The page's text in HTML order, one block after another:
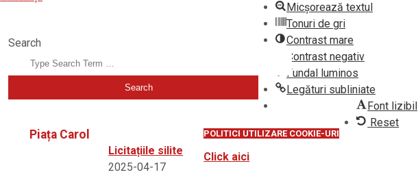
BIBLIOTECA JUDEȚEANĂ "IOAN N. ROMAN" CONSTANȚA
Search
Piața Carol
Licitațiile silite
2025-04-17
POLITICI UTILIZARE COOKIE-URI
Click aici
Micșorează textul
Tonuri de gri
Contrast mare
Contrast negativ
Fundal luminos
Legături subliniate
Font lizibil
Reset